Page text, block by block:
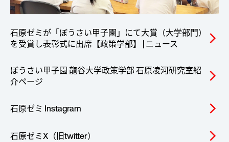
石原ゼミが「ぼうさい甲子園」にて大賞（大学部門）
を受賞し表彰式に出席【政策学部】 | ニュース
arrow_forward_ios
ぼうさい甲子園 龍谷大学政策学部 石原凌河研究室紹
介ページ
arrow_forward_ios
石原ゼミ Instagram arrow_forward_ios
石原ゼミX（旧twitter） arrow_forward_ios